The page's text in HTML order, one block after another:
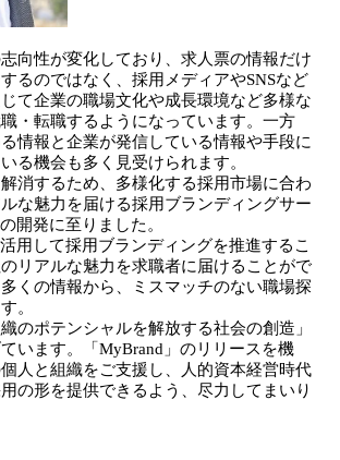
向性が変化しており、求人票の情報だけ
るのではなく、採用メディアやSNSなど
て企業の職場文化や成長環境など多様な
・転職するようになっています。一方
情報と企業が発信している情報や手段に
る機会も多く見受けられます。
消するため、多様化する採用市場に合わ
な魅力を届ける採用ブランディングサー
開発に至りました。
用して採用ブランディングを推進するこ
リアルな魅力を求職者に届けることがで
くの情報から、ミスマッチのない職場探
。
のポテンシャルを解放する社会の創造」
います。「MyBrand」のリリースを機
人と組織をご支援し、人的資本経営時代
の形を提供できるよう、尽力してまいり